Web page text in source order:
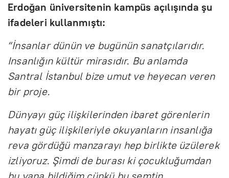
Erdoğan üniversitenin kampüs açılışında şu
ifadeleri kullanmıştı:
“İnsanlar dünün ve bugünün sanatçılarıdır.
Insanlığın kültür mirasıdır. Bu anlamda
Santral İstanbul bize umut ve heyecan veren
bir proje.
Dünyayı güç ilişkilerinden ibaret görenlerin
hayatı güç ilişkileriyle okuyanların insanlığa
reva gördüğü manzarayı hep birlikte üzülerek
izliyoruz. Şimdi de burası ki çocukluğumdan